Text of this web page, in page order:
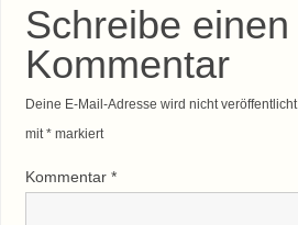
Schreibe einen
Kommentar
Deine E-Mail-Adresse wird nicht veröffentlicht.
mit *markiert
Kommentar *